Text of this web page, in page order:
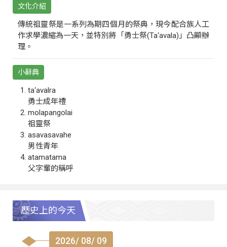
文化介紹
傳統祖靈祭是一系列為期四個月的祭典，現今配合族人工
作求學濃縮為一天，並特別將「勇士祭(Ta‘avala)」凸顯辦
理。
小辭典
ta‘avalra
勇士成年禮
molapangolai
祖靈祭
asavasavahe
男性青年
atamatama
父字輩的稱呼
歷史上的今天
2026/ 08/ 09